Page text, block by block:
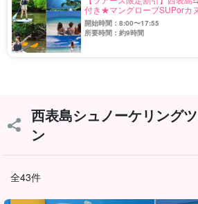
付き★マングローブSUPorカ
シュノーケリングツアー★写
開始時間：8:00〜17:55
所要時間：約9時間
西表島シュノーケリング
ン
全43件